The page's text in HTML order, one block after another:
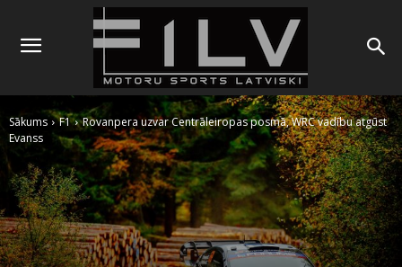
Sākums F1
Rovanpera uzvar Centrāleiropas posmā, WRC vadību atgūst
Evanss